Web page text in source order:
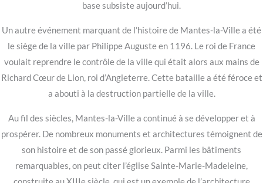
base subsiste aujourd’hui.
Un autre événement marquant de l’histoire de Mantes-la-Ville a été
le siège de la ville par Philippe Auguste en 1196. Le roi de France
voulait reprendre le contrôle de la ville qui était alors aux mains de
Richard Cœur de Lion, roi d’Angleterre. Cette bataille a été féroce et
a abouti à la destruction partielle de la ville.
Au fil des siècles, Mantes-la-Ville a continué à se développer et à
prospérer. De nombreux monuments et architectures témoignent de
son histoire et de son passé glorieux. Parmi les bâtiments
remarquables, on peut citer l’église Sainte-Marie-Madeleine,